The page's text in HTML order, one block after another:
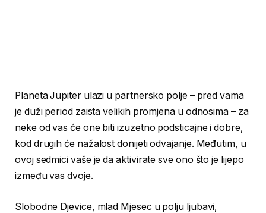
Planeta Jupiter ulazi u partnersko polje – pred vama
je duži period zaista velikih promjena u odnosima – za
neke od vas će one biti izuzetno podsticajne i dobre,
kod drugih će nažalost donijeti odvajanje. Međutim, u
ovoj sedmici vaše je da aktivirate sve ono što je lijepo
između vas dvoje.
Slobodne Djevice, mlad Mjesec u polju ljubavi,